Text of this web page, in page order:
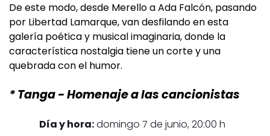
De este modo, desde Merello a Ada Falcón, pasando
por Libertad Lamarque, van desfilando en esta
galería poética y musical imaginaria, donde la
característica nostalgia tiene un corte y una
quebrada con el humor.
* Tanga - Homenaje a las cancionistas
Día y hora:domingo 7 de junio, 20:00 h